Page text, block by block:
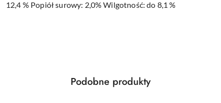
12,4 % Popiół surowy: 2,0% Wilgotność: do 8,1 %
Pomiń karuzelę produktów
Produkty
Podobne produkty